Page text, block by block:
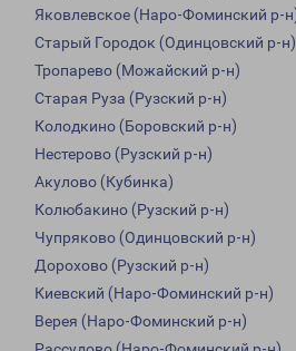
Яковлевское (Наро-Фоминский р-
Старый Городок (Одинцовский р-н)
Тропарево (Можайский р-н)
Старая Руза (Рузский р-н)
Колодкино (Боровский р-н)
Нестерово (Рузский р-н)
Акулово (Кубинка)
Колюбакино (Рузский р-н)
Чупряково (Одинцовский р-н)
Дорохово (Рузский р-н)
Киевский (Наро-Фоминский р-н)
Верея (Наро-Фоминский р-н)